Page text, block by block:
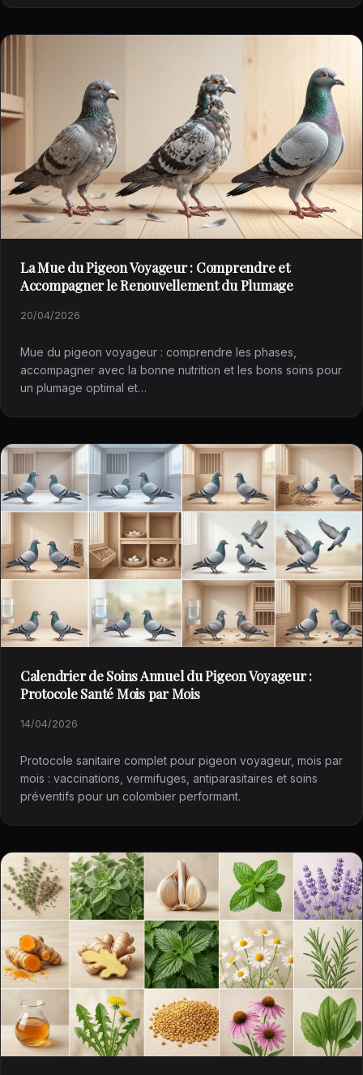
La Mue du Pigeon Voyageur : Comprendre et
Accompagner le Renouvellement du Plumage
20/04/2026
Mue du pigeon voyageur : comprendre les phases,
accompagner avec la bonne nutrition et les bons soins pour
un plumage optimal et…
Calendrier de Soins Annuel du Pigeon Voyageur :
Protocole Santé Mois par Mois
14/04/2026
Protocole sanitaire complet pour pigeon voyageur, mois par
mois : vaccinations, vermifuges, antiparasitaires et soins
préventifs pour un colombier performant.